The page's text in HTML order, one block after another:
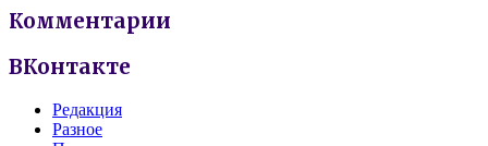
Комментарии
ВКонтакте
Редакция
Разное